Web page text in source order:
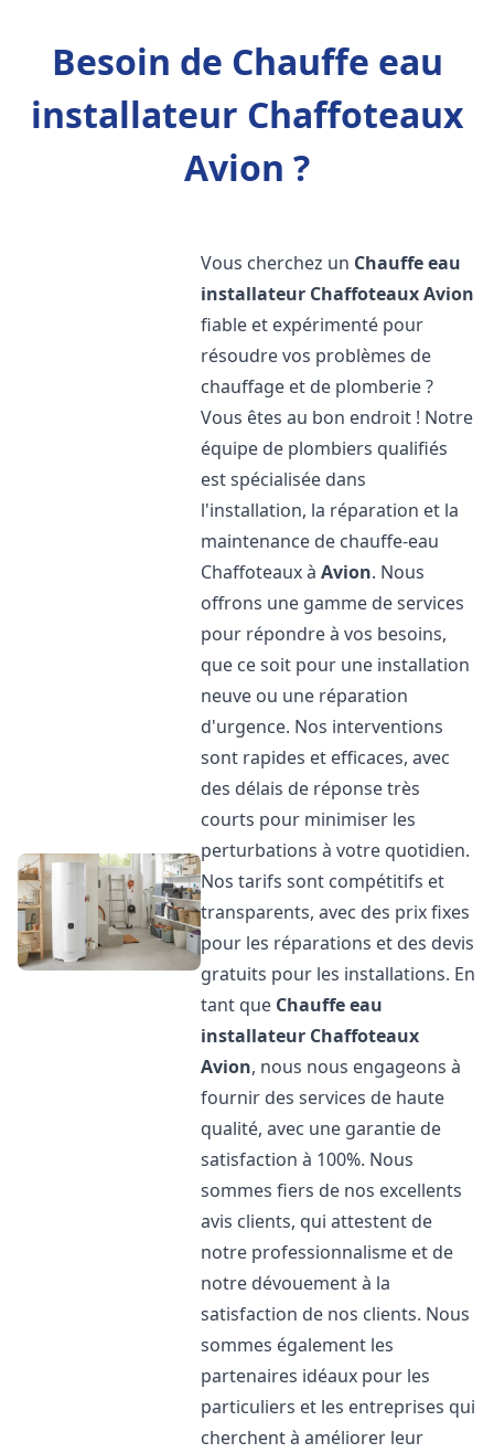
Besoin de Chauffe eau
installateur Chaffoteaux
Avion ?
Vous cherchez un Chauffe eau
installateur ChaffoteauxAvion
fiable et expérimenté pour
résoudre vos problèmes de
chauffage et de plomberie ?
Vous êtes au bon endroit ! Notre
équipe de plombiers qualifiés
est spécialisée dans
l'installation, la réparation et la
maintenance de chauffe-eau
Chaffoteaux àAvion. Nous
offrons une gamme de services
pour répondre à vos besoins,
que ce soit pour une installation
neuve ou une réparation
d'urgence. Nos interventions
sont rapides et efficaces, avec
des délais de réponse très
courts pour minimiser les
perturbations à votre quotidien.
Nos tarifs sont compétitifs et
transparents, avec des prix fixes
pour les réparations et des devis
gratuits pour les installations. En
tant que Chauffe eau
installateur Chaffoteaux
Avion, nous nous engageons à
fournir des services de haute
qualité, avec une garantie de
satisfaction à 100%. Nous
sommes fiers de nos excellents
avis clients, qui attestent de
notre professionnalisme et de
notre dévouement à la
satisfaction de nos clients. Nous
sommes également les
partenaires idéaux pour les
particuliers et les entreprises qui
cherchent à améliorer leur